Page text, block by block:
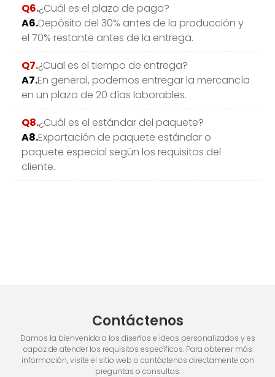
Q6.¿Cuál es el plazo de pago?
A6.Depósito del 30% antes de la producción y
el 70% restante antes de la entrega.
Q7.¿Cual es el tiempo de entrega?
A7.En general, podemos entregar la mercancía
en un plazo de 20 días laborables.
Q8.¿Cuál es el estándar del paquete?
A8.Exportación de paquete estándar o
paquete especial según los requisitos del
cliente.
Contáctenos
Damos la bienvenida a los diseños e ideas personalizados y es
capaz de atender los requisitos específicos. Para obtener más
información, visite el sitio web o contáctenos directamente con
preguntas o consultas.